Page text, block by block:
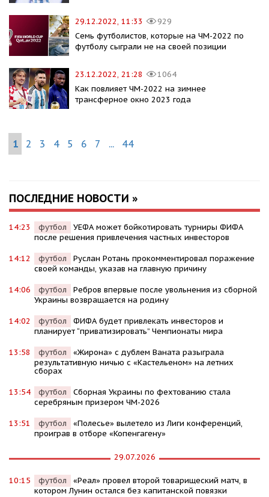
29.12.2022, 11:33
929
Семь футболистов, которые на ЧМ-2022 по
футболу сыграли не на своей позиции
23.12.2022, 21:28
1064
Как повлияет ЧМ-2022 на зимнее
трансферное окно 2023 года
1 2 3 4 5 6 7 ... 44
ПОСЛЕДНИЕ НОВОСТИ »
14:23 футбол
УЕФА может бойкотировать турниры ФИФА
после решения привлечения частных инвесторов
14:12 футбол
Руслан Ротань прокомментировал поражение
своей команды, указав на главную причину
14:06 футбол
Ребров впервые после увольнения из сборной
Украины возвращается на родину
14:02 футбол
ФИФА будет привлекать инвесторов и
планирует “приватизировать” Чемпионаты мира
13:58 футбол
«Жирона» с дублем Ваната разыграла
результативную ничью с «Кастельеном» на летних
сборах
13:54 футбол
Сборная Украины по фехтованию стала
серебряным призером ЧМ-2026
13:51 футбол
«Полесье» вылетело из Лиги конференций,
проиграв в отборе «Копенгагену»
29.07.2026
10:15 футбол
«Реал» провел второй товарищеский матч, в
котором Лунин остался без капитанской повязки